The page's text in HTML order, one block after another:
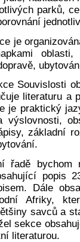
parků,
je
Souvislosti
literaturu a
je praktický
výslovnosti,
základní
řadě bychom
popis
Dále
Afriky,
savců a
sekce
literaturou.